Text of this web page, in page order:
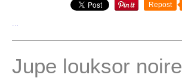
Repost
Jupe louksor noire